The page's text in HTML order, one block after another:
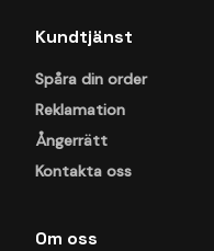
Kundtjänst
Spåra din order
Reklamation
Ångerrätt
Kontakta oss
Om oss